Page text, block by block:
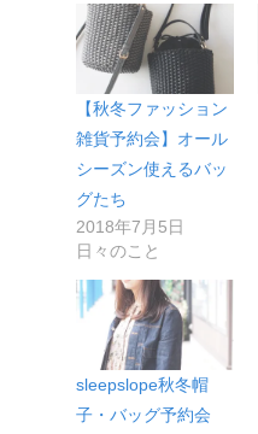
【秋冬ファッション
雑貨予約会】オール
シーズン使えるバッ
グたち
2018年7月5日
日々のこと
sleepslope秋冬帽
子・バッグ予約会